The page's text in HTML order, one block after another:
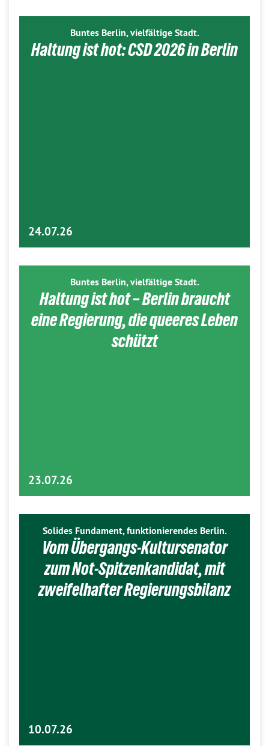
Buntes Berlin, vielfältige Stadt.
Haltung ist hot: CSD 2026 in Berlin
24.07.26
Buntes Berlin, vielfältige Stadt.
Haltung ist hot – Berlin braucht
eine Regierung, die queeres Leben
schützt
23.07.26
Solides Fundament, funktionierendes Berlin.
Vom Übergangs-Kultursenator
zum Not-Spitzenkandidat, mit
zweifelhafter Regierungsbilanz
10.07.26